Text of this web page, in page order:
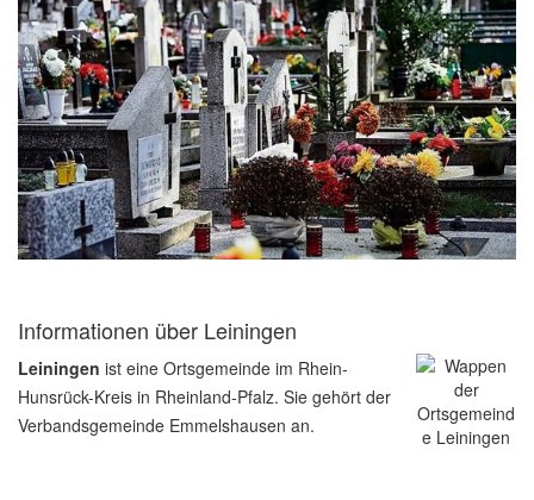
Informationen über Leiningen
Leiningen ist eine Ortsgemeinde im Rhein-
Hunsrück-Kreis in Rheinland-Pfalz. Sie gehört der
Verbandsgemeinde Emmelshausen an.